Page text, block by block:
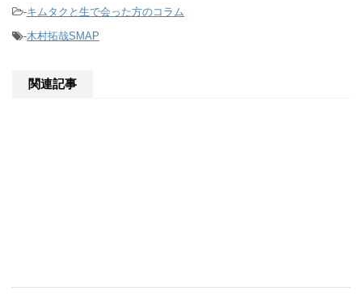
-キムタクと生で会った方のコラム
-木村拓哉SMAP
関連記事